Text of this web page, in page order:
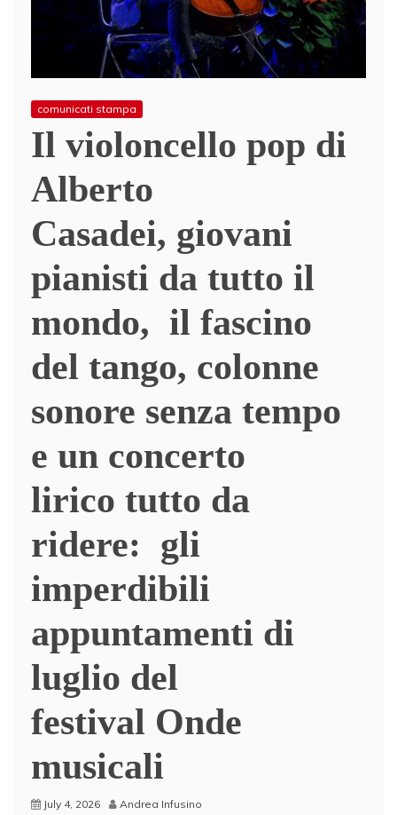
comunicati stampa
Il violoncello pop di
Alberto
Casadei, giovani
pianisti da tutto il
mondo, il fascino
del tango, colonne
sonore senza tempo
e un concerto
lirico tutto da
ridere: gli
imperdibili
appuntamenti di
luglio del
festival Onde
musicali
July 4, 2026 Andrea Infusino